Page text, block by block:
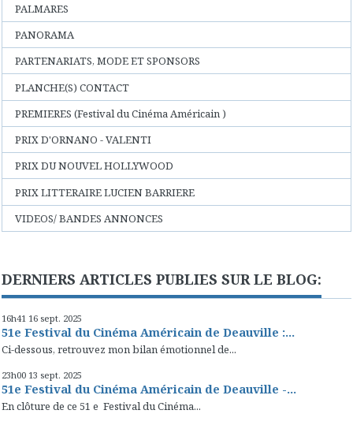
PALMARES
PANORAMA
PARTENARIATS, MODE ET SPONSORS
PLANCHE(S) CONTACT
PREMIERES (Festival du Cinéma Américain )
PRIX D'ORNANO - VALENTI
PRIX DU NOUVEL HOLLYWOOD
PRIX LITTERAIRE LUCIEN BARRIERE
VIDEOS/ BANDES ANNONCES
DERNIERS ARTICLES PUBLIES SUR LE BLOG:
16h41 16 sept. 2025
51e Festival du Cinéma Américain de Deauville :...
Ci-dessous, retrouvez mon bilan émotionnel de...
23h00 13 sept. 2025
51e Festival du Cinéma Américain de Deauville -...
En clôture de ce 51 e Festival du Cinéma...